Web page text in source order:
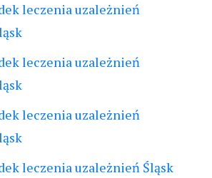
leczenia uzależnień
leczenia uzależnień
leczenia uzależnień
leczenia uzależnień Śląsk